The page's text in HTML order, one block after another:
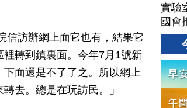
信訪辦網上面它也有，結果它
轉到鎮裏面。今年7月1號新
面還是不了了之。所以網上
去。總是在玩訪民。」
實驗
國會